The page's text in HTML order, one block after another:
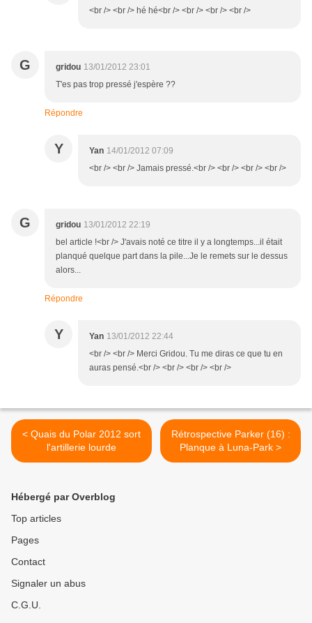
<br /> <br /> hé hé<br /> <br /> <br /> <br />
G gridou 13/01/2012 23:01
T'es pas trop pressé j'espère ??
Répondre
Y Yan 14/01/2012 07:09
<br /> <br /> Jamais pressé.<br /> <br /> <br /> <br />
G gridou 13/01/2012 22:19
bel article !<br /> J'avais noté ce titre il y a longtemps...il était
planqué quelque part dans la pile...Je le remets sur le dessus
alors...
Répondre
Y Yan 13/01/2012 22:44
<br /> <br /> Merci Gridou. Tu me diras ce que tu en
auras pensé.<br /> <br /> <br /> <br />
< Quais du Polar 2012 sort
l'artillerie lourde
Rétrospective Parker (16) :
Planque à Luna-Park >
Hébergé par Overblog
Top articles
Pages
Contact
Signaler un abus
C.G.U.